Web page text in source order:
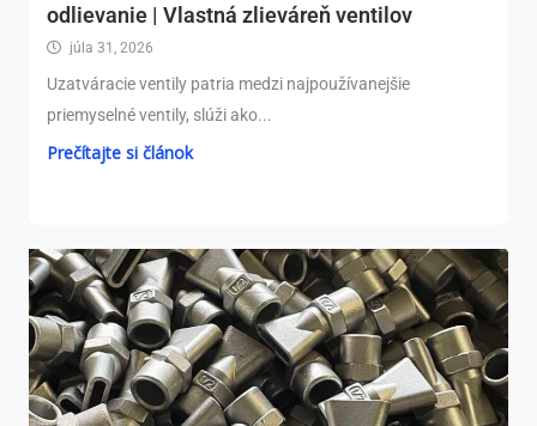
odlievanie | Vlastná zlieváreň ventilov
júla 31, 2026
Uzatváracie ventily patria medzi najpoužívanejšie
priemyselné ventily, slúži ako...
Prečítajte si článok